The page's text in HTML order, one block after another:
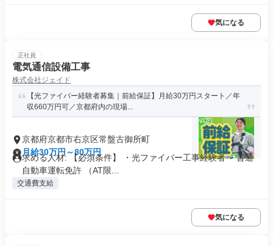
気になる
正社員
電気通信設備工事
株式会社ジェイド
【光ファイバー経験者募集｜前給保証】月給30万円スタート／年
収660万円可／京都府内の現場...
京都府京都市右京区常盤古御所町
月給30万円～80万円
求める人材: 【必須条件】 ・光ファイバー工事経験者 ・普通
自動車運転免許 （AT限...
交通費支給
気になる